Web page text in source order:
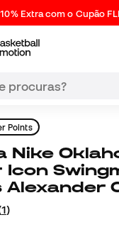
10% Extra com o Cupão
Points
Alexander
1)